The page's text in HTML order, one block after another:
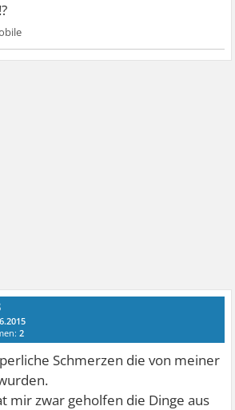
2
Schmerzen die von meiner
mir zwar geholfen die Dinge aus